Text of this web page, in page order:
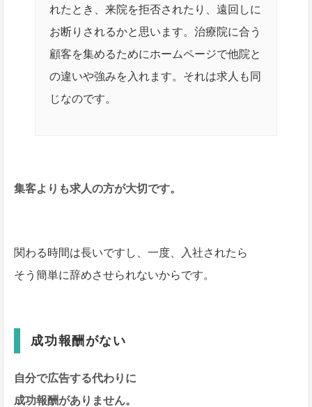
れたとき、来院を拒否されたり、遠回しに
お断りされるかと思います。治療院に合う
顧客を集めるためにホームページで他院と
の違いや強みを入れます。それは求人も同
じなのです。
集客よりも求人の方が大切です。
関わる時間は長いですし、一度、入社されたら
そう簡単に辞めさせられないからです。
成功報酬がない
自分で広告する代わりに
成功報酬がありません。